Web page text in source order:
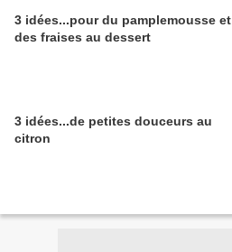
3 idées...pour du pamplemousse et
des fraises au dessert
3 idées...de petites douceurs au
citron